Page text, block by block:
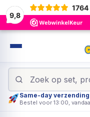
9,8
1764
Same-day verzending
Bestel voor 13:00,